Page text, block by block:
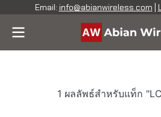
Email: info@abianwireless.com
1 ผลลัพธ์สำหรับแท็ก